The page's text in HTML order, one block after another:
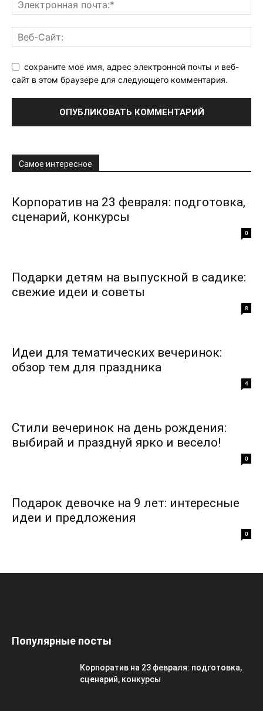
сохраните мое имя, адрес электронной почты и веб-
сайт в этом браузере для следующего комментария.
Самое интересное
Корпоратив на 23 февраля: подготовка,
сценарий, конкурсы
0
Подарки детям на выпускной в садике:
свежие идеи и советы
8
Идеи для тематических вечеринок:
обзор тем для праздника
4
Стили вечеринок на день рождения:
выбирай и празднуй ярко и весело!
0
Подарок девочке на 9 лет: интересные
идеи и предложения
0
Популярные посты
Корпоратив на 23 февраля: подготовка,
сценарий, конкурсы